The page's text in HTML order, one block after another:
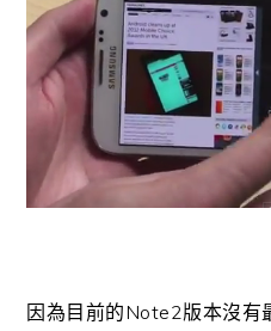
因為目前的Note2版本沒